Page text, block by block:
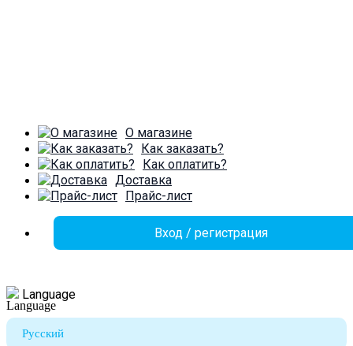
О магазине
Как заказать?
Как оплатить?
Доставка
Прайс-лист
Вход / регистрация
Language
Русский